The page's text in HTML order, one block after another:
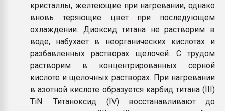
кристаллы, желтеющие при нагревании, однако
вновь теряющие цвет при последующем
охлаждении. Диоксид титана не растворим в
воде, набухает в неорганических кислотах и
разбавленных растворах щелочей. С трудом
растворим в концентрированных серной
кислоте и щелочных растворах. При нагревании
в азотной кислоте образуется карбид титана (III)
TiN. Титаноксид (IV) восстанавливают до